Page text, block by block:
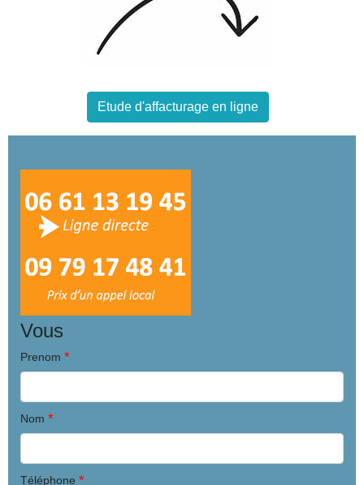
Etude d'affacturage en ligne
Vous
Prenom *
Nom *
Téléphone *